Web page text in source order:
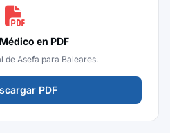
en PDF
de Asefa para Baleares.
PDF